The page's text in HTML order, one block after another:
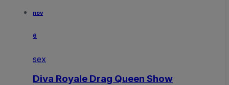
nov
6
sex
Diva Royale Drag Queen Show